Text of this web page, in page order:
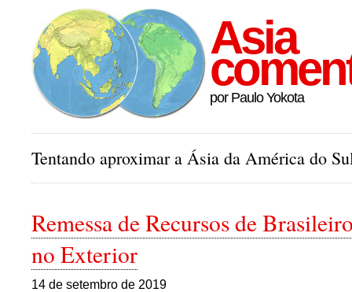
Asia
por Paulo Yokota
Tentando aproximar a Ásia da América do
Remessa de Recursos de
no Exterior
14 de setembro de 2019